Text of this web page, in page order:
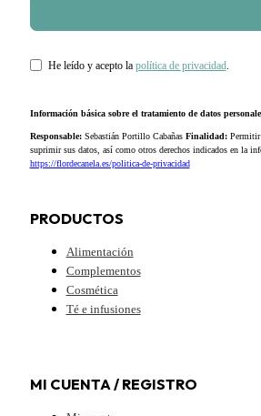
He leído y acepto la política de privacidad.
Información básica sobre el tratamiento de datos
Responsable:Sebastián Portillo Cabañas Finalidad:Permitir
suprimir sus datos, así como otros derechos indicados en la
https://flordecanela.es/politica-de-privacidad
PRODUCTOS
Alimentación
Complementos
Cosmética
Té e infusiones
MI CUENTA / REGISTRO